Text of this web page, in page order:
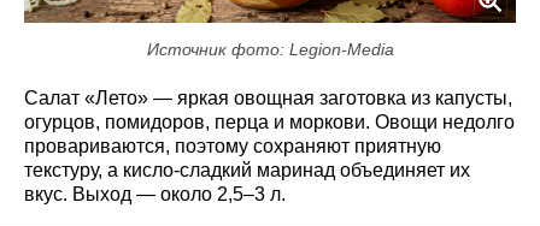
Источник фото: Legion-Media
Салат «Лето» — яркая овощная заготовка из капусты,
огурцов, помидоров, перца и моркови. Овощи недолго
провариваются, поэтому сохраняют приятную
текстуру, а кисло-сладкий маринад объединяет их
вкус. Выход — около 2,5–3 л.